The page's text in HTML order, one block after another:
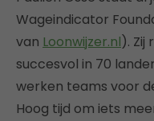
Wageindicator
van Loonwijzer.nl). Zij
succesvol in 70
werken teams voor
Hoog tijd om iets